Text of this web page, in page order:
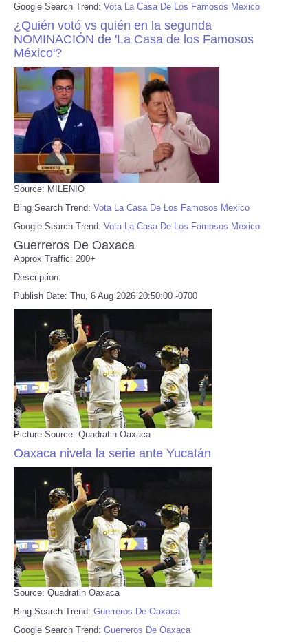
Google Search Trend: Vota La Casa De Los Famosos Mexico
¿Quién votó vs quién en la segunda
NOMINACIÓN de 'La Casa de los Famosos
México'?
Source: MILENIO
Bing Search Trend: Vota La Casa De Los Famosos Mexico
Google Search Trend: Vota La Casa De Los Famosos Mexico
Guerreros De Oaxaca
Approx Traffic: 200+
Description:
Publish Date: Thu, 6 Aug 2026 20:50:00 -0700
Picture Source: Quadratin Oaxaca
Oaxaca nivela la serie ante Yucatán
Source: Quadratin Oaxaca
Bing Search Trend: Guerreros De Oaxaca
Google Search Trend: Guerreros De Oaxaca